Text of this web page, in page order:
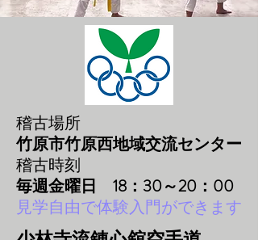
稽古場所
竹原市竹原西地域交流センター
稽古時刻
毎週金曜日 18：30～20：00
見学自由で体験入門ができます